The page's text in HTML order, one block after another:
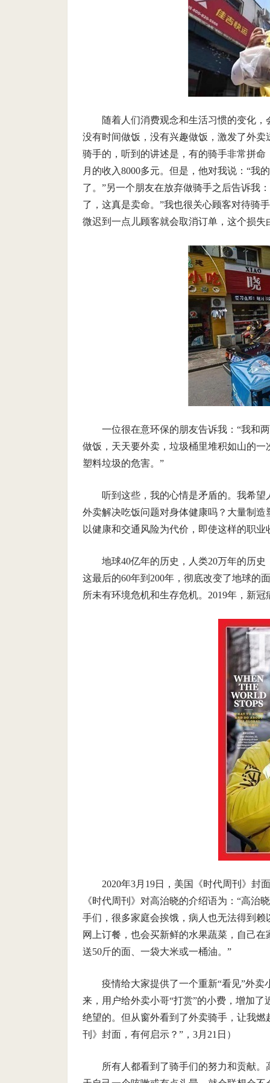
随着人们消费观念和生活习惯的变化
没有时间做饭，没有兴趣做饭，激发了外
骑手的，听到的讲述是，有的骑手非常拼
月的收入8000多元。但是，他对我说：“我
了。”另一个朋友在放弃做骑手之后告诉我
了，这真是卖命。”我也很关心顾客对待骑
微迟到一点儿顾客就会取消订单，这个损失
一位很在意环保的朋友告诉我：“我和
做饭，天天要外卖，垃圾桶里堆积如山的
塑料垃圾的危害。”
听到这些，我的心情是矛盾的。我希
外卖解决吃饭问题对身体健康吗？大量制
以健康和交通风险为代价，即使这样的职
地球40亿年的历史，人类20万年的历
这最后的60年到200年，彻底改变了地球的
所未有环境危机和生存危机。2019年，新冠
2020年3月19日，美国《时代周刊》封
《时代周刊》对高治晓的介绍语为：“高
手们，很多家庭会挨饿，病人也无法得到
网上订餐，也会买新鲜的水果蔬菜，自己
送50斤的面、一袋大米或一桶油。”
疫情给大家提供了一个重新“看见”外
来，用户给外卖小哥“打赏”的小费，增加
绝望的。但从窗外看到了外卖骑手，让我
刊》封面，有何启示？”，3月21日）
所有人都看到了骑手们的努力和贡献